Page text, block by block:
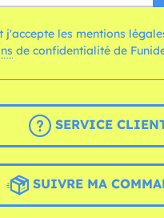
j'accepte les mentions
de confidentialité de
SERVICE
SUIVRE MA